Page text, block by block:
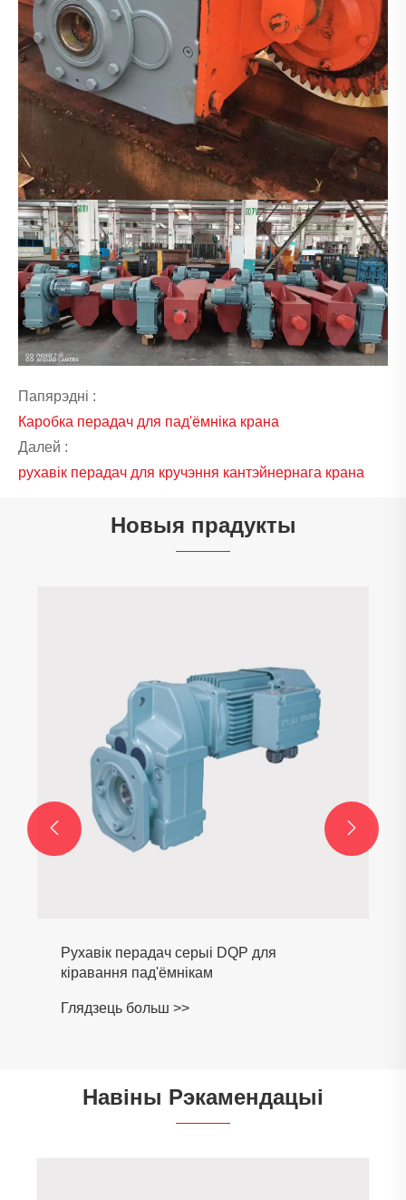
Папярэдні :
Каробка перадач для пад'ёмніка крана
Далей :
рухавік перадач для кручэння кантэйнернага крана
Новыя прадукты
Рухавік перадач серыі DQP для
кіравання пад'ёмнікам
Глядзець больш >>
 
Навіны Рэкамендацыі